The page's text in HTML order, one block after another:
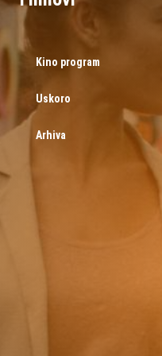
Kino program
Uskoro
Arhiva